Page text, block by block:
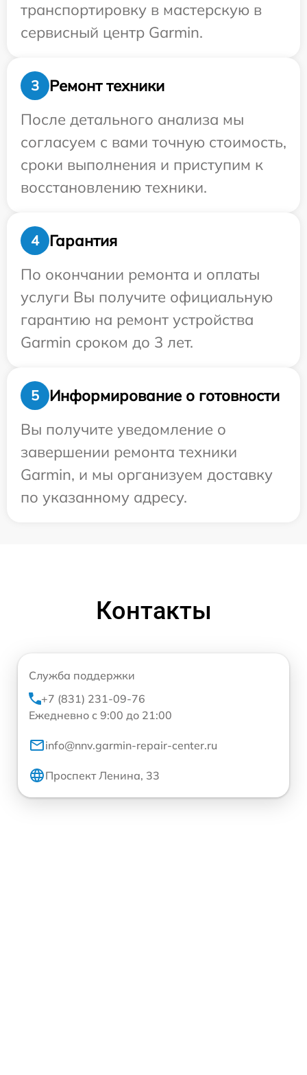
транспортировку в мастерскую в
сервисный центр Garmin.
3
Ремонт техники
После детального анализа мы
согласуем с вами точную стоимость,
сроки выполнения и приступим к
восстановлению техники.
4
Гарантия
По окончании ремонта и оплаты
услуги Вы получите официальную
гарантию на ремонт устройства
Garmin сроком до 3 лет.
5
Информирование о готовности
Вы получите уведомление о
завершении ремонта техники
Garmin, и мы организуем доставку
по указанному адресу.
Контакты
Служба поддержки
+7 (831) 231-09-76
Ежедневно с 9:00 до 21:00
info@nnv.garmin-repair-center.ru
Проспект Ленина, 33